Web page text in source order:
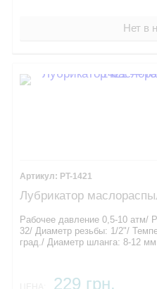
Нет в
PT-1421
Лубрикатор
Рабочее давление ​0,5-10 атм/
32/ Диаметр резьбы: 1/2"/
град./ Диаметр шланга: 8-12 мм ​
229 грн.